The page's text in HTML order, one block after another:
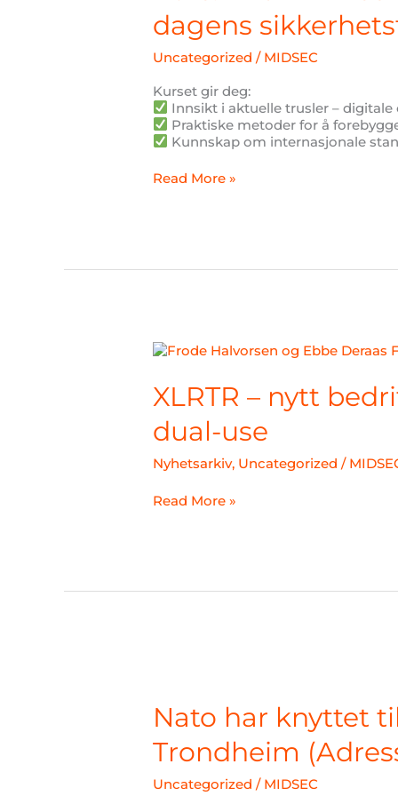
dagens
Uncategorized / MIDSEC
Kurset gir deg:
Innsikt i aktuelle trusler – digitale
Praktiske metoder for å
Kunnskap om internasjonale
forberedt
på
dagens
sikkerhetstrusler?
Read More »
XLRTR – nytt
dual-use
Nyhetsarkiv, Uncategorized /
XLRTR
bedriftsutviklingsprogram
dual-
Read More »
Nato har knyttet
Trondheim
Uncategorized / MIDSEC
knyttet
til
i